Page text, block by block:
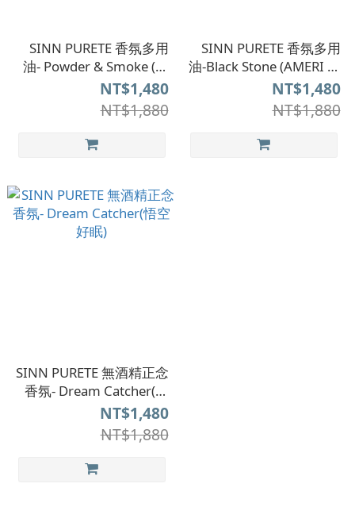
SINN PURETE 香氛多用
油- Powder & Smoke (山
本耀司聯名款)
NT$1,480
NT$1,880
SINN PURETE 香氛多用
油-Black Stone (AMERI 黑
石聯名款)
NT$1,480
NT$1,880
SINN PURETE 無酒精正念
香氛- Dream Catcher(悟
空好眠)
NT$1,480
NT$1,880